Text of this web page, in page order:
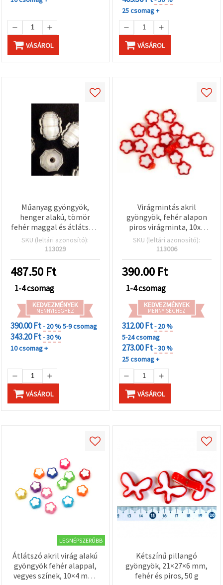
VÁSÁROL
25 csomag +
VÁSÁROL
Műanyag gyöngyök,
henger alakú, tömör
fehér maggal és átlátszó,
textúrált felülettel, 10x8
mm, furat: 1 mm – 50 g
SKU (leltári azonosító):
113029
487.50 Ft
1-4 csomag
KEDVEZMÉNYEK
MENNYISÉGHEZ
390.00 Ft- 20 %5-9 csomag
343.20 Ft- 30 %
10 csomag +
VÁSÁROL
Virágmintás akril
gyöngyök, fehér alapon
piros virágminta, 10x4
mm, furat: 2 mm - 20 g
(~76 db)
SKU (leltári azonosító):
113006
390.00 Ft
1-4 csomag
KEDVEZMÉNYEK
MENNYISÉGHEZ
312.00 Ft- 20 %
5-24 csomag
273.00 Ft- 30 %
25 csomag +
VÁSÁROL
LEGNÉPSZERŰBB
Átlátszó akril virág alakú
gyöngyök fehér alappal,
vegyes színek, 10×4 mm,
Kétszínű pillangó
gyöngyök, 21×27×6 mm,
fehér és piros, 50 g